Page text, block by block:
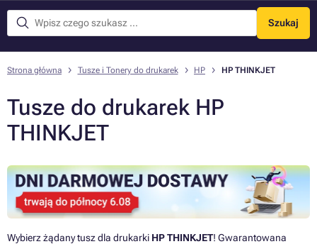
Szukaj
Menu
Strona główna Tusze i Tonery do drukarek HP HP THINKJET
Tusze do drukarek HP
THINKJET
Wybierz żądany tusz dla drukarki HP THINKJET! Gwarantowana